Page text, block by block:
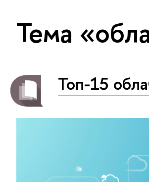
Тема
Топ-15